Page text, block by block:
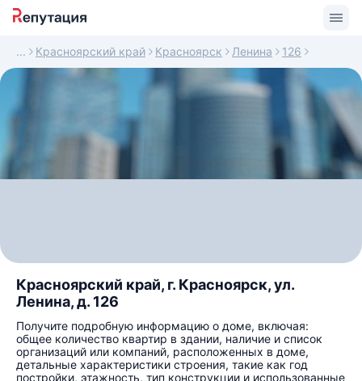
Красноярский край Красноярск Ленина 126
Красноярский край, г. Красноярск, ул.
Ленина, д. 126
Получите подробную информацию о доме, включая:
общее количество квартир в здании, наличие и список
организаций или компаний, расположенных в доме,
детальные характеристики строения, такие как год
постройки, этажность, тип конструкции и использованные